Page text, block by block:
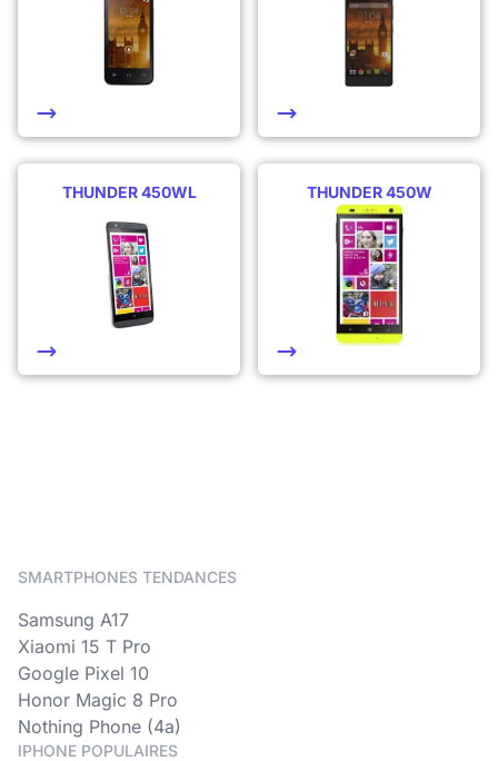
THUNDER 450WL THUNDER 450W
SMARTPHONES TENDANCES
Samsung A17
Xiaomi 15 T Pro
Google Pixel 10
Honor Magic 8 Pro
Nothing Phone (4a)
IPHONE POPULAIRES